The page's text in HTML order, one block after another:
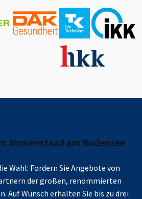
Immenstaad am Bodensee
Wahl: Fordern Sie Angebote von
der großen, renommierten
Auf Wunsch erhalten Sie bis zu drei